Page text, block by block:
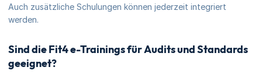
Auch zusätzliche Schulungen können jederzeit integriert
werden.
Sind die Fit4 e-Trainings für Audits und Standards
geeignet?